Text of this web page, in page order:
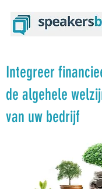
Integreer
de algehele
van uw bedrijf